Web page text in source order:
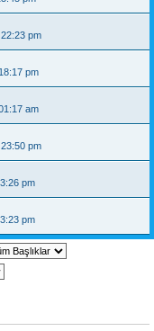
pm
pm
am
pm
pm
pm